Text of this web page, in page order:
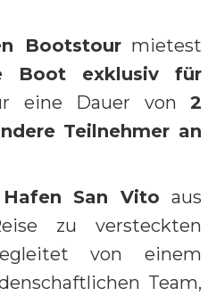
Bootstourmietest
Boot exklusiv für
eine Dauer von 2
Teilnehmer an
Hafen San Vito aus
zu versteckten
von einem
Team,